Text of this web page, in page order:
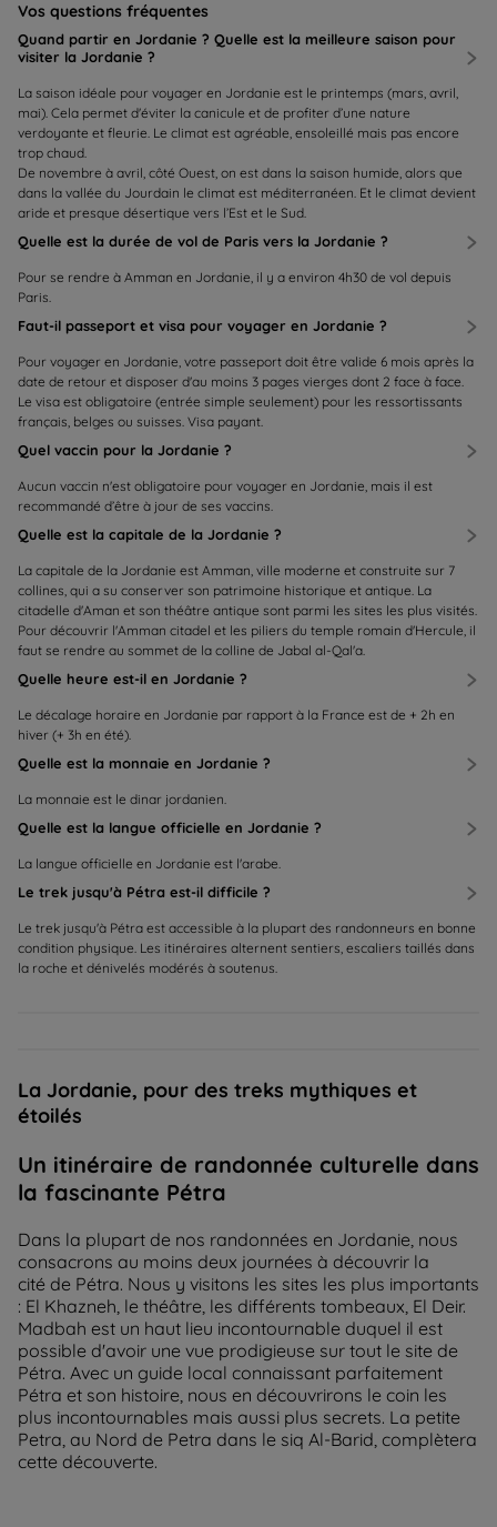
Vos questions fréquentes
Quand partir en Jordanie ? Quelle est la meilleure saison pour
visiter la Jordanie ?
La saison idéale pour voyager en Jordanie est le printemps (mars, avril,
mai). Cela permet d'éviter la canicule et de profiter d’une nature
verdoyante et fleurie. Le climat est agréable, ensoleillé mais pas encore
trop chaud.
De novembre à avril, côté Ouest, on est dans la saison humide, alors que
dans la vallée du Jourdain le climat est méditerranéen. Et le climat devient
aride et presque désertique vers l’Est et le Sud.
Quelle est la durée de vol de Paris vers la Jordanie ?
Pour se rendre à Amman en Jordanie, il y a environ 4h30 de vol depuis
Paris.
Faut-il passeport et visa pour voyager en Jordanie ?
Pour voyager en Jordanie, votre passeport doit être valide 6 mois après la
date de retour et disposer d'au moins 3 pages vierges dont 2 face à face.
Le visa est obligatoire (entrée simple seulement) pour les ressortissants
français, belges ou suisses. Visa payant.
Quel vaccin pour la Jordanie ?
Aucun vaccin n'est obligatoire pour voyager en Jordanie, mais il est
recommandé d’être à jour de ses vaccins.
Quelle est la capitale de la Jordanie ?
La capitale de la Jordanie est Amman, ville moderne et construite sur 7
collines, qui a su conserver son patrimoine historique et antique. La
citadelle d'Aman et son théâtre antique sont parmi les sites les plus visités.
Pour découvrir l'Amman citadel et les piliers du temple romain d'Hercule, il
faut se rendre au sommet de la colline de Jabal al-Qal'a.
Quelle heure est-il en Jordanie ?
Le décalage horaire en Jordanie par rapport à la France est de + 2h en
hiver (+ 3h en été).
Quelle est la monnaie en Jordanie ?
La monnaie est le dinar jordanien.
Quelle est la langue officielle en Jordanie ?
La langue officielle en Jordanie est l'arabe.
Le trek jusqu'à Pétra est-il difficile ?
Le trek jusqu'à Pétra est accessible à la plupart des randonneurs en bonne
condition physique. Les itinéraires alternent sentiers, escaliers taillés dans
la roche et dénivelés modérés à soutenus.
La Jordanie, pour des treks mythiques et
étoilés
Un itinéraire de randonnée culturelle dans
la fascinante Pétra
Dans la plupart de nos randonnées en Jordanie, nous
consacrons au moins deux journées à découvrir la
cité de Pétra. Nous y visitons les sites les plus importants
: El Khazneh, le théâtre, les différents tombeaux, El Deir.
Madbah est un haut lieu incontournable duquel il est
possible d'avoir une vue prodigieuse sur tout le site de
Pétra. Avec un guide local connaissant parfaitement
Pétra et son histoire, nous en découvrirons le coin les
plus incontournables mais aussi plus secrets. La petite
Petra, au Nord de Petra dans le siq Al-Barid, complètera
cette découverte.